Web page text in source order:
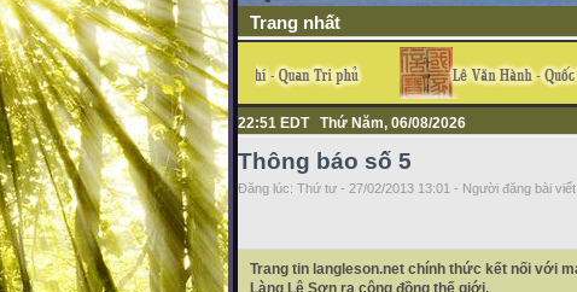
Trang nhất
22:51 EDT Thứ Năm, 06/08/2026
Thông báo số 5
Đăng lúc: Thứ tư - 27/02/2013 13:01 - Người đăng bài viết:
Trang tin langleson.net chính thức kết nối với
Làng Lệ Sơn ra cộng đồng thế giới.